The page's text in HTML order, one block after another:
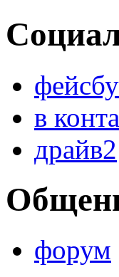
в
драйв2
форум